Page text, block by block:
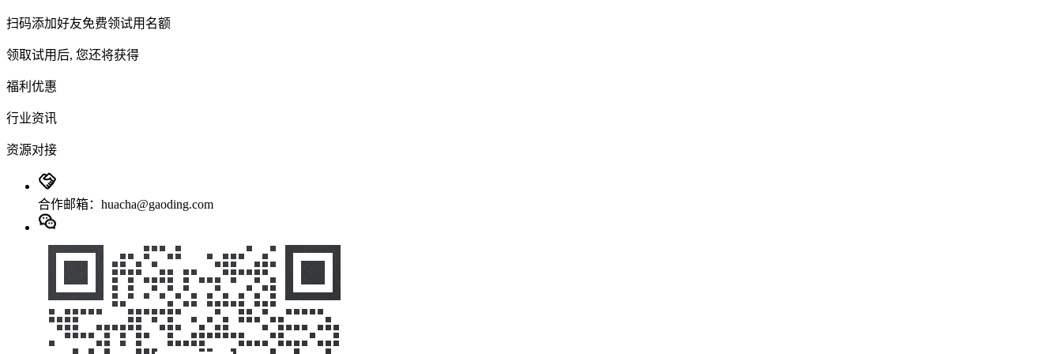
扫码添加好友免费领试用名额
领取试用后, 您还将获得
福利优惠
行业资讯
资源对接
合作邮箱：huacha@gaoding.com